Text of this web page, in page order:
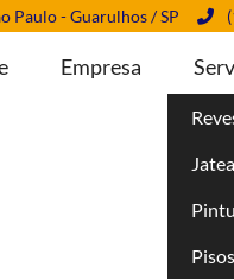
Paulo - Guarulhos / SP
Empresa
Jandira
com a inovação e a